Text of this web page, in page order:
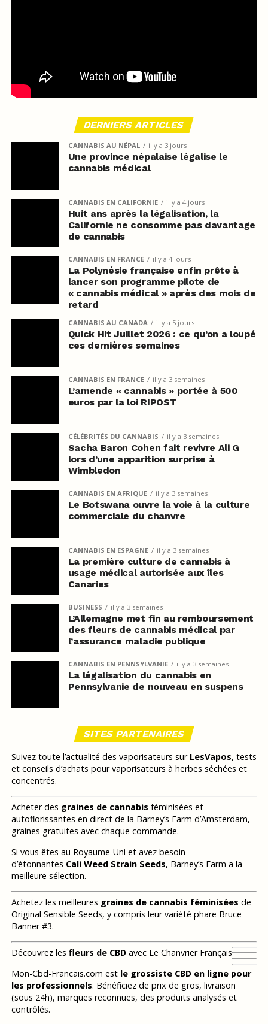
DERNIERS ARTICLES
CANNABIS AU NÉPAL il y a 3 jours
Une province népalaise légalise le
cannabis médical
CANNABIS EN CALIFORNIE il y a 4 jours
Huit ans après la légalisation, la
Californie ne consomme pas davantage
de cannabis
CANNABIS EN FRANCE il y a 4 jours
La Polynésie française enfin prête à
lancer son programme pilote de
« cannabis médical » après des mois de
retard
CANNABIS AU CANADA il y a 5 jours
Quick Hit Juillet 2026 : ce qu’on a loupé
ces dernières semaines
CANNABIS EN FRANCE il y a 3 semaines
L’amende « cannabis » portée à 500
euros par la loi RIPOST
CÉLÉBRITÉS DU CANNABIS il y a 3 semaines
Sacha Baron Cohen fait revivre Ali G
lors d’une apparition surprise à
Wimbledon
CANNABIS EN AFRIQUE il y a 3 semaines
Le Botswana ouvre la voie à la culture
commerciale du chanvre
CANNABIS EN ESPAGNE il y a 3 semaines
La première culture de cannabis à
usage médical autorisée aux îles
Canaries
BUSINESS il y a 3 semaines
L’Allemagne met fin au remboursement
des fleurs de cannabis médical par
l’assurance maladie publique
CANNABIS EN PENNSYLVANIE il y a 3 semaines
La légalisation du cannabis en
Pennsylvanie de nouveau en suspens
SITES PARTENAIRES
Suivez toute l’actualité des vaporisateurs sur LesVapos, tests
et conseils d’achats pour vaporisateurs à herbes séchées et
concentrés.
Acheter des graines de cannabis féminisées et
autoflorissantes en direct de la Barney’s Farm d’Amsterdam,
graines gratuites avec chaque commande.
Si vous êtes au Royaume-Uni et avez besoin
d’étonnantes Cali Weed Strain Seeds, Barney’s Farm a la
meilleure sélection.
Achetez les meilleures graines de cannabis féminisées de
Original Sensible Seeds, y compris leur variété phare Bruce
Banner #3.
Découvrez les fleurs de CBDavec Le Chanvrier Français
Mon-Cbd-Francais.com est le grossiste CBD en ligne pour
les professionnels. Bénéficiez de prix de gros, livraison
(sous 24h), marques reconnues, des produits analysés et
contrôlés.